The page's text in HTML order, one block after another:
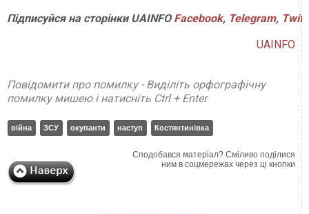
ПідписуйсянасторінкиUAINFO Facebook, Telegram,
UAINFO
Повідомити про помилку - Виділіть орфографічну
помилку мишею і натисніть Ctrl + Enter
війна ЗСУ окупанти наступ Костянтинівка
Сподобався матеріал? Сміливо поділися
ним в соцмережах через ці кнопки